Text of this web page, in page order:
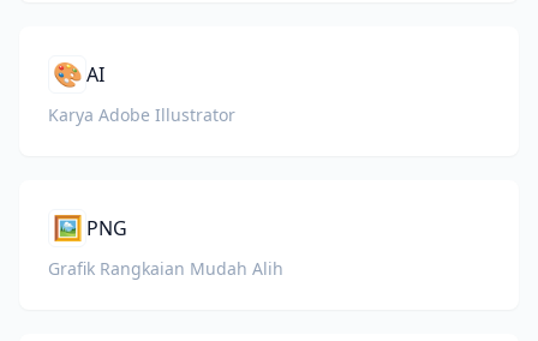
🎨AI
Karya Adobe Illustrator
🖼️ PNG
Grafik Rangkaian Mudah Alih